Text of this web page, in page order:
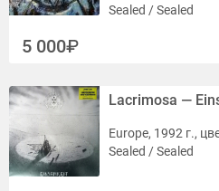
Sealed / Sealed
5 000
Lacrimosa —
Europe, 1992 г.,
Sealed / Sealed